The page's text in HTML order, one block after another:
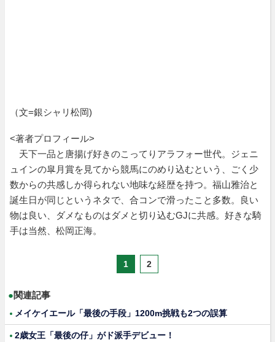
（文=銀シャリ松岡)
<著者プロフィール>
天下一品と唐揚げ好きのこってりアラフォー世代。ジェニ
ュインの皐月賞を見てから競馬にのめり込むという、ごく少
数からの共感しか得られない地味な経歴を持つ。福山雅治と
誕生日が同じというネタで、合コンで滑ったこと多数。良い
物は良い、ダメなものはダメと切り込むGJに共感。好きな騎
手は当然、松岡正海。
1 2
●関連記事
メイケイエール「最後の手段」1200m挑戦も2つの誤算
2歳女王「最後の仔」がド派手デビュー！